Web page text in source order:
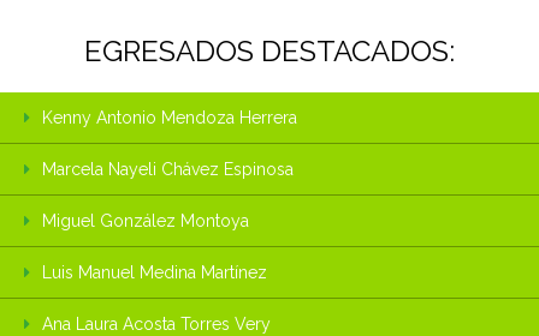
EGRESADOS DESTACADOS:
Kenny Antonio Mendoza Herrera
Marcela Nayeli Chávez Espinosa
Miguel González Montoya
Luis Manuel Medina Martínez
Ana Laura Acosta Torres Very